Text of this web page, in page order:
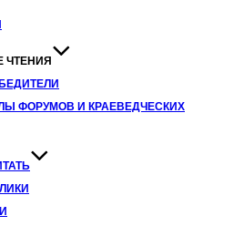
ЧТЕНИЯ
ФОРУМОВ И КРАЕВЕДЧЕСКИХ